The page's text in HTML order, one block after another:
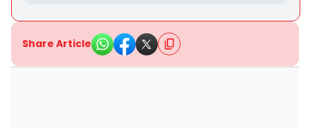
Share Article